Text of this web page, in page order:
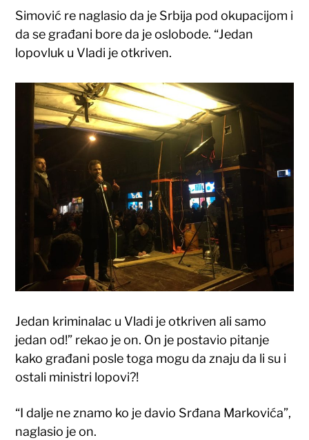
Simović re naglasio da je Srbija pod okupacijom i
da se građani bore da je oslobode. “Jedan
lopovluk u Vladi je otkriven.
Jedan kriminalac u Vladi je otkriven ali samo
jedan od!” rekao je on. On je postavio pitanje
kako građani posle toga mogu da znaju da li su i
ostali ministri lopovi?!
“I dalje ne znamo ko je davio Srđana Markovića”,
naglasio je on.